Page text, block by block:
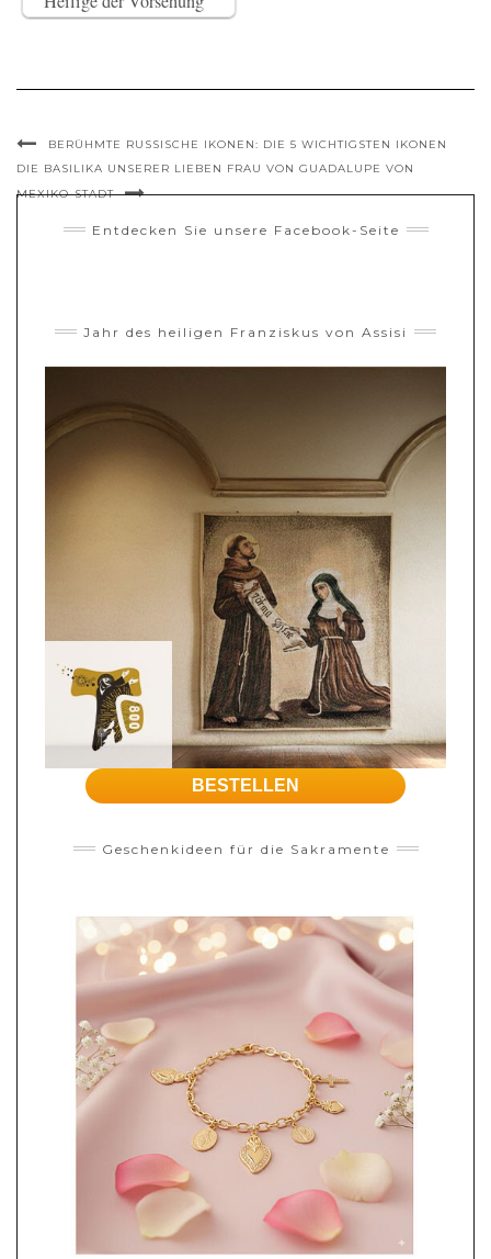
BERÜHMTE RUSSISCHE IKONEN: DIE 5 WICHTIGSTEN IKONEN
DIE BASILIKA UNSERER LIEBEN FRAU VON GUADALUPE VON
MEXIKO-STADT
Entdecken Sie unsere Facebook-Seite
Jahr des heiligen Franziskus von Assisi
BESTELLEN
Geschenkideen für die Sakramente